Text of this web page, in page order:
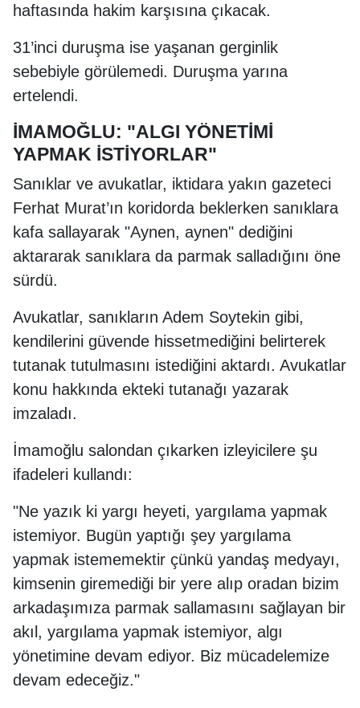
haftasında hakim karşısına çıkacak.
31’inci duruşma ise yaşanan gerginlik
sebebiyle görülemedi. Duruşma yarına
ertelendi.
İMAMOĞLU: "ALGI YÖNETİMİ
YAPMAK İSTİYORLAR"
Sanıklar ve avukatlar, iktidara yakın gazeteci
Ferhat Murat’ın koridorda beklerken sanıklara
kafa sallayarak "Aynen, aynen" dediğini
aktararak sanıklara da parmak salladığını öne
sürdü.
Avukatlar, sanıkların Adem Soytekin gibi,
kendilerini güvende hissetmediğini belirterek
tutanak tutulmasını istediğini aktardı. Avukatlar
konu hakkında ekteki tutanağı yazarak
imzaladı.
İmamoğlu salondan çıkarken izleyicilere şu
ifadeleri kullandı:
"Ne yazık ki yargı heyeti, yargılama yapmak
istemiyor. Bugün yaptığı şey yargılama
yapmak istememektir çünkü yandaş medyayı,
kimsenin giremediği bir yere alıp oradan bizim
arkadaşımıza parmak sallamasını sağlayan bir
akıl, yargılama yapmak istemiyor, algı
yönetimine devam ediyor. Biz mücadelemize
devam edeceğiz."